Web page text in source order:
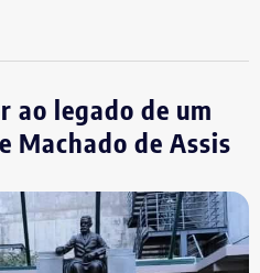
ao legado de um
Machado de Assis